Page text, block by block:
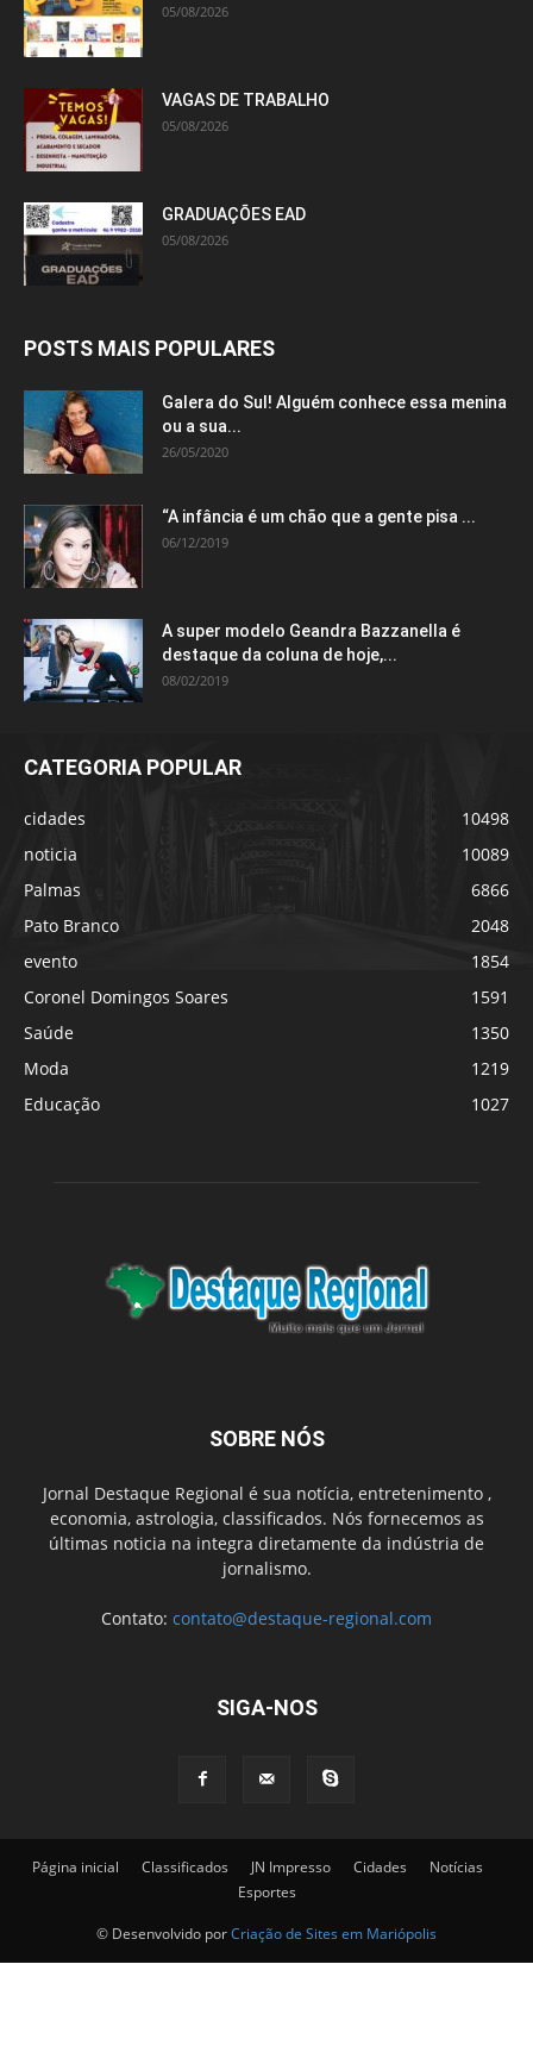
05/08/2026
VAGAS DE TRABALHO
05/08/2026
GRADUAÇÕES EAD
05/08/2026
POSTS MAIS POPULARES
Galera do Sul! Alguém conhece essa menina
ou a sua...
26/05/2020
“A infância é um chão que a gente pisa ...
06/12/2019
A super modelo Geandra Bazzanella é
destaque da coluna de hoje,...
08/02/2019
CATEGORIA POPULAR
cidades
10498
noticia
10089
Palmas
6866
Pato Branco
2048
evento
1854
Coronel Domingos Soares
1591
Saúde
1350
Moda
1219
Educação
1027
SOBRE NÓS
Jornal Destaque Regional é sua notícia, entretenimento ,
economia, astrologia, classificados. Nós fornecemos as
últimas noticia na integra diretamente da indústria de
jornalismo.
Contato: contato@destaque-regional.com
SIGA-NOS
Página inicial Classificados JN Impresso Cidades
Notícias
Esportes
© Desenvolvido porCriação de Sites em Mariópolis